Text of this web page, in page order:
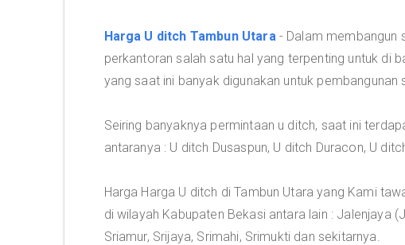
Harga U ditch Tambun Utara- Dalam membangun
perkantoran salah satu hal yang terpenting untuk di
yang saat ini banyak digunakan untuk pembangunan
Seiring banyaknya permintaan u ditch, saat ini
antaranya : U ditch Dusaspun, U ditch Duracon, U
Harga Harga U ditch di Tambun Utara yang Kami
di wilayah Kabupaten Bekasi antara lain : Jalenjaya
Sriamur, Srijaya, Srimahi, Srimukti dan sekitarnya.